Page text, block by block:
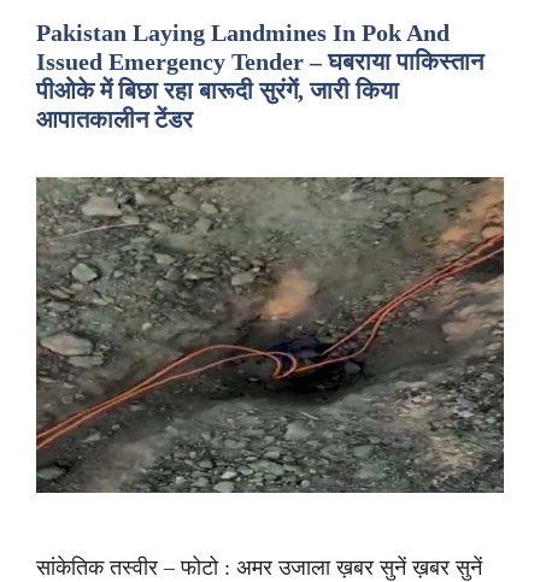
Pakistan Laying Landmines In Pok And
Issued Emergency Tender – घबराया पाकिस्तान
पीओके में बिछा रहा बारूदी सुरंगें, जारी किया
आपातकालीन टेंडर
सांकेतिक तस्वीर – फोटो : अमर उजाला ख़बर सुनें ख़बर सुनें